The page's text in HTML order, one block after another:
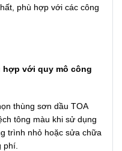
phù hợp với các công
với quy mô công
thùng sơn dầu TOA
tông màu khi sử dụng
trình nhỏ hoặc sửa chữa
phí.